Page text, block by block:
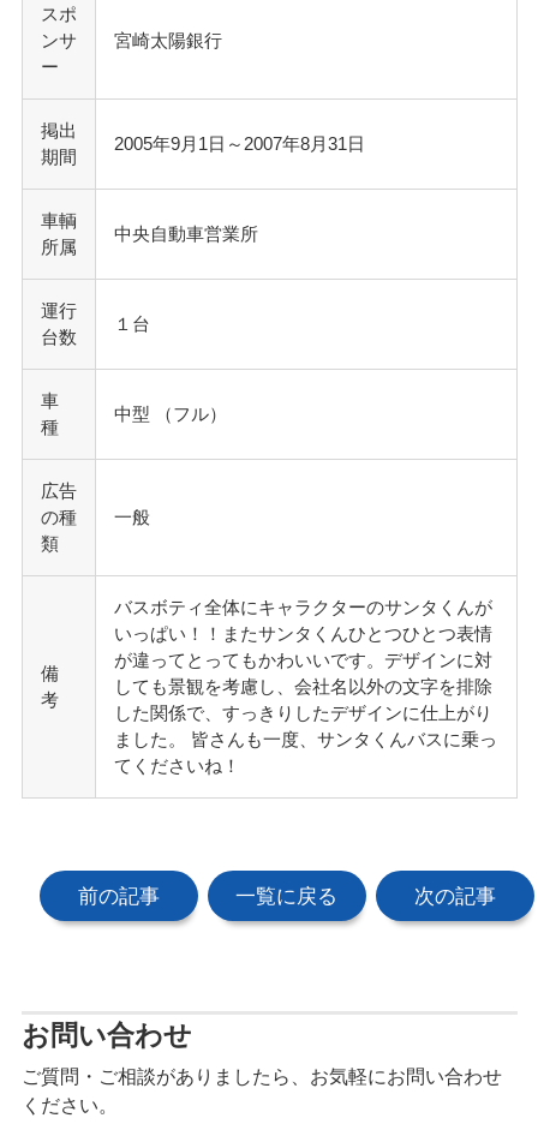
スポ
ンサ
ー
宮崎太陽銀行
掲出
期間
2005年9月1日～2007年8月31日
車輌
所属
中央自動車営業所
運行
台数
１台
車
種
中型 （フル）
広告
の種
類
一般
備
考
バスボティ全体にキャラクターのサンタくんが
いっぱい！！またサンタくんひとつひとつ表情
が違ってとってもかわいいです。デザインに対
しても景観を考慮し、会社名以外の文字を排除
した関係で、すっきりしたデザインに仕上がり
ました。 皆さんも一度、サンタくんバスに乗っ
てくださいね！
前の記事 一覧に戻る 次の記事
お問い合わせ
ご質問・ご相談がありましたら、お気軽にお問い合わせ
ください。